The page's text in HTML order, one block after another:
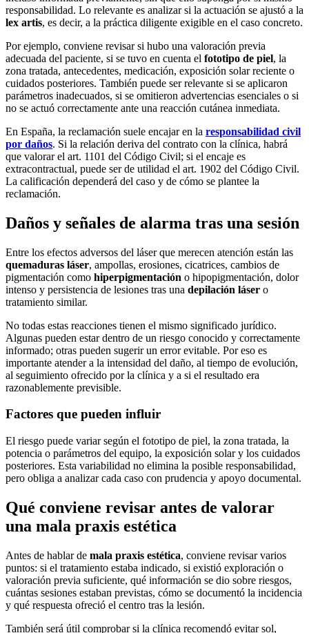
responsabilidad. Lo relevante es analizar si la actuación se ajustó a la
lex artis, es decir, a la práctica diligente exigible en el caso concreto.
Por ejemplo, conviene revisar si hubo una valoración previa
adecuada del paciente, si se tuvo en cuenta el fototipo de piel, la
zona tratada, antecedentes, medicación, exposición solar reciente o
cuidados posteriores. También puede ser relevante si se aplicaron
parámetros inadecuados, si se omitieron advertencias esenciales o si
no se actuó correctamente ante una reacción cutánea inmediata.
En España, la reclamación suele encajar en la responsabilidad civil
por daños. Si la relación deriva del contrato con la clínica, habrá
que valorar el art. 1101 del Código Civil; si el encaje es
extracontractual, puede ser de utilidad el art. 1902 del Código Civil.
La calificación dependerá del caso y de cómo se plantee la
reclamación.
Daños y señales de alarma tras una sesión
Entre los efectos adversos del láser que merecen atención están las
quemaduras láser, ampollas, erosiones, cicatrices, cambios de
pigmentación como hiperpigmentación o hipopigmentación, dolor
intenso y persistencia de lesiones tras una depilación láser o
tratamiento similar.
No todas estas reacciones tienen el mismo significado jurídico.
Algunas pueden estar dentro de un riesgo conocido y correctamente
informado; otras pueden sugerir un error evitable. Por eso es
importante atender a la intensidad del daño, al tiempo de evolución,
al seguimiento ofrecido por la clínica y a si el resultado era
razonablemente previsible.
Factores que pueden influir
El riesgo puede variar según el fototipo de piel, la zona tratada, la
potencia o parámetros del equipo, la exposición solar y los cuidados
posteriores. Esta variabilidad no elimina la posible responsabilidad,
pero obliga a analizar cada caso con prudencia y apoyo documental.
Qué conviene revisar antes de valorar
una mala praxis estética
Antes de hablar de mala praxis estética, conviene revisar varios
puntos: si el tratamiento estaba indicado, si existió exploración o
valoración previa suficiente, qué información se dio sobre riesgos,
cuántas sesiones estaban previstas, cómo se documentó la incidencia
y qué respuesta ofreció el centro tras la lesión.
También será útil comprobar si la clínica recomendó evitar sol,